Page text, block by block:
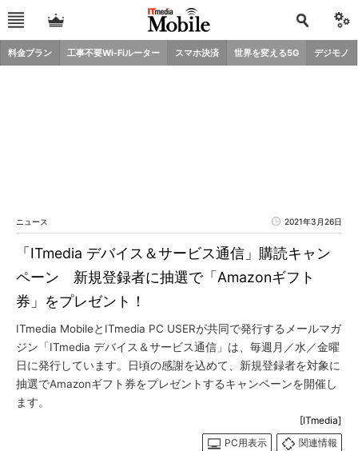
料金プラン 工事不要Wi-Fiルーター スマホ決済 世界を変える5G デジモノ
ニュース 2021年3月26日
「ITmedia デバイス＆サービス通信」購読キャン
ペーン 新規登録者に抽選で「Amazonギフト
券」をプレゼント！
ITmedia MobileとITmedia PC USERが共同で発行するメールマガ
ジン「ITmedia デバイス＆サービス通信」は、毎週月／水／金曜
日に発行しています。日頃の感謝を込めて、新規登録者を対象に
抽選でAmazonギフト券をプレゼントするキャンペーンを開催し
ます。
[ITmedia]
PC用表示
関連情報